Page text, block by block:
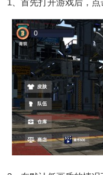
1、首先打开游戏后，点